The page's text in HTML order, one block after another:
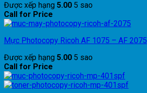
Được xếp hạng 5.00 5 sao
Call for Price
Mực Photocopy Ricoh AF 1075 – AF 2075
Được xếp hạng 5.00 5 sao
Call for Price